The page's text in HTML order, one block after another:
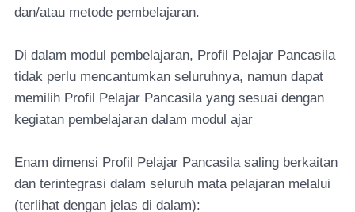
dan/atau metode pembelajaran.
Di dalam modul pembelajaran, Profil Pelajar Pancasila
tidak perlu mencantumkan seluruhnya, namun dapat
memilih Profil Pelajar Pancasila yang sesuai dengan
kegiatan pembelajaran dalam modul ajar
Enam dimensi Profil Pelajar Pancasila saling berkaitan
dan terintegrasi dalam seluruh mata pelajaran melalui
(terlihat dengan jelas di dalam):